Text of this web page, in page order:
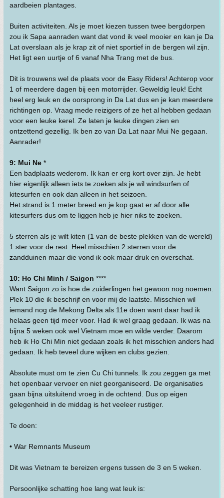
aardbeien plantages.
Buiten activiteiten. Als je moet kiezen tussen twee bergdorpen
zou ik Sapa aanraden want dat vond ik veel mooier en kan je Da
Lat overslaan als je krap zit of niet sportief in de bergen wil zijn.
Het ligt een uurtje of 6 vanaf Nha Trang met de bus.
Dit is trouwens wel de plaats voor de Easy Riders! Achterop voor
1 of meerdere dagen bij een motorrijder. Geweldig leuk! Echt
heel erg leuk en de oorsprong in Da Lat dus en je kan meerdere
richtingen op. Vraag mede reizigers of ze het al hebben gedaan
voor een leuke kerel. Ze laten je leuke dingen zien en
ontzettend gezellig. Ik ben zo van Da Lat naar Mui Ne gegaan.
Aanrader!
9: Mui Ne *
Een badplaats wederom. Ik kan er erg kort over zijn. Je hebt
hier eigenlijk alleen iets te zoeken als je wil windsurfen of
kitesurfen en ook dan alleen in het seizoen.
Het strand is 1 meter breed en je kop gaat er af door alle
kitesurfers dus om te liggen heb je hier niks te zoeken.
5 sterren als je wilt kiten (1 van de beste plekken van de wereld)
1 ster voor de rest. Heel misschien 2 sterren voor de
zandduinen maar die vond ik ook maar druk en overschat.
10: Ho Chi Minh / Saigon ****
Want Saigon zo is hoe de zuiderlingen het gewoon nog noemen.
Plek 10 die ik beschrijf en voor mij de laatste. Misschien wil
iemand nog de Mekong Delta als 11e doen want daar had ik
helaas geen tijd meer voor. Had ik wel graag gedaan. Ik was na
bijna 5 weken ook wel Vietnam moe en wilde verder. Daarom
heb ik Ho Chi Min niet gedaan zoals ik het misschien anders had
gedaan. Ik heb teveel dure wijken en clubs gezien.
Absolute must om te zien Cu Chi tunnels. Ik zou zeggen ga met
het openbaar vervoer en niet georganiseerd. De organisaties
gaan bijna uitsluitend vroeg in de ochtend. Dus op eigen
gelegenheid in de middag is het veeleer rustiger.
Te doen:
• War Remnants Museum
Dit was Vietnam te bereizen ergens tussen de 3 en 5 weken.
Persoonlijke schatting hoe lang wat leuk is: